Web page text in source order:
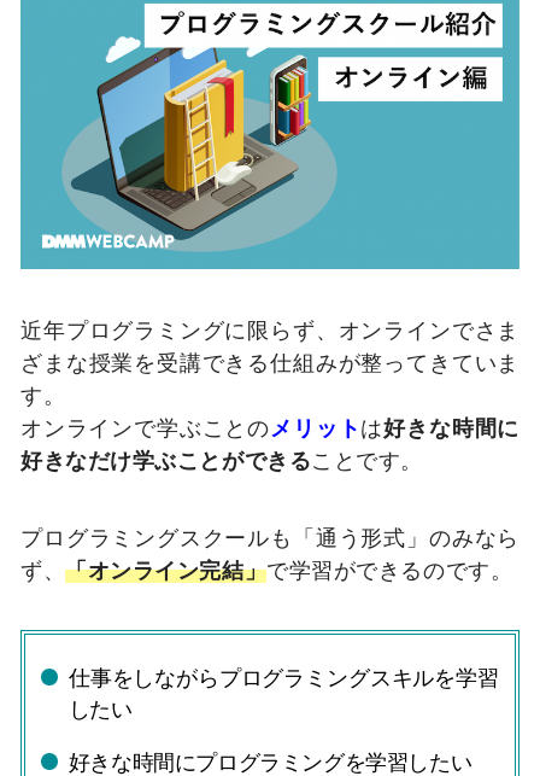
近年プログラミングに限らず、オンラインでさま
ざまな授業を受講できる仕組みが整ってきていま
す。
オンラインで学ぶことのメリットは好きな時間に
好きなだけ学ぶことができることです。
プログラミングスクールも「通う形式」のみなら
ず、「オンライン完結」で学習ができるのです。
仕事をしながらプログラミングスキルを学習
したい
好きな時間にプログラミングを学習したい